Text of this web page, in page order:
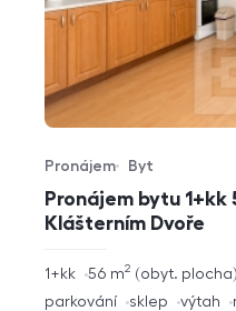
Pronájem bytu 1+kk
Klášterním Dvoře
Typ nabídky
Pronájem
Typ nemovitosti
Byt
rozměry
dispozice
1+kk obyt. plocha
56 m2
funkce
parkování sklep výtah